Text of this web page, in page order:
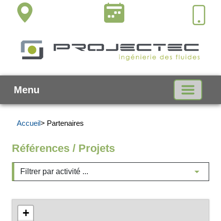
Menu
Accueil> Partenaires
Références / Projets
+